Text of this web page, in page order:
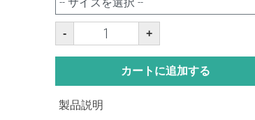
- +
カートに追加する
製品説明